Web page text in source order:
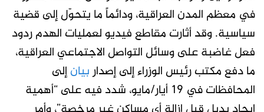
في معظم المدن العراقية، ودائماً ما يتحوّل إلى قضية
سياسية. وقد أثارت مقاطع فيديو لعمليات الهدم ردود
فعل غاضبة على وسائل التواصل الاجتماعي العراقية،
ما دفع مكتب رئيس الوزراء إلى إصداربيانإلى
المحافظات في 19 أيار/مايو، شدد فيه على
“أهمية